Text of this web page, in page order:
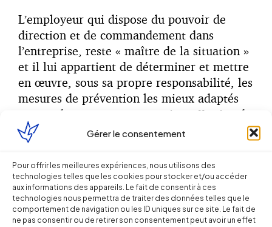
Gérer le consentement
Pour offrir les meilleures expériences, nous utilisons des
technologies telles que les cookies pour stocker et/ou accéder
aux informations des appareils. Le fait de consentir à ces
technologies nous permettra de traiter des données telles que le
comportement de navigation ou les ID uniques sur ce site. Le fait de
ne pas consentir ou de retirer son consentement peut avoir un effet
L’employeur qui dispose du pouvoir de
direction et de commandement dans
l’entreprise, reste « maître de la situation »
et il lui appartient de déterminer et mettre
en œuvre, sous sa propre responsabilité, les
mesures de prévention les mieux adaptés
en vue d’assurer une protection effective de
la santé et de la sécurité des travailleurs
qu’il emploie.
En cas de contrôle ou de contentieux, il lui
appartiendra toutefois d’établir la
pertinence et l’adéquation des mesures
prises.